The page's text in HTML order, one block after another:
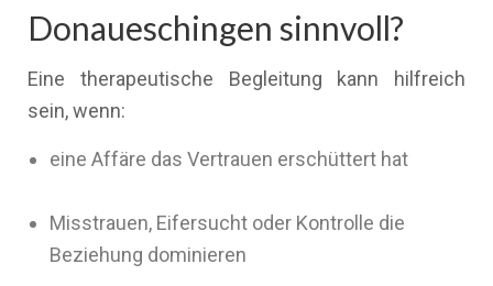
Donaueschingen sinnvoll?
Eine therapeutische Begleitung kann hilfreich
sein, wenn:
eine Affäre das Vertrauen erschüttert hat
Misstrauen, Eifersucht oder Kontrolle die
Beziehung dominieren